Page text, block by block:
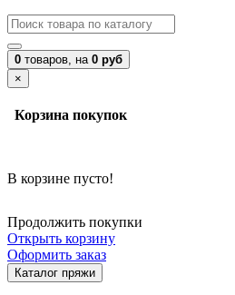
0 товаров, на 0 руб
×
Корзина покупок
В корзине пусто!
Продолжить покупки
Открыть корзину
Оформить заказ
Каталог пряжи